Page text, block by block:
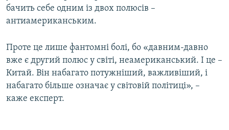
бачить себе одним із двох полюсів –
антиамериканським.
Проте це лише фантомні болі, бо «давним-давно
вже є другий полюс у світі, неамериканський. І це –
Китай. Він набагато потужніший, важливіший, і
набагато більше означає у світовій політиці», –
каже експерт.